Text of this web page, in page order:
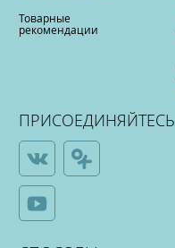
Товарные
рекомендации
ПРИСОЕДИНЯЙТЕСЬ